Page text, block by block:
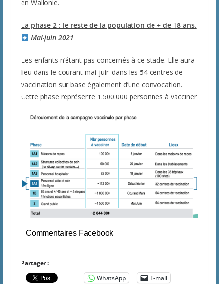
en Wallonie.
La phase 2 : le reste de la population de + de 18 ans.
Mai-juin 2021
Les enfants n’étant pas concernés à ce stade. Elle aura
lieu dans le courant mai-juin dans les 54 centres de
vaccination sur base également d’une convocation.
Cette phase représente 1.500.000 personnes à vacciner.
Commentaires Facebook
Partager :
WhatsApp
E-mail